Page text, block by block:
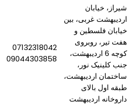
شیراز، خیابان
اردیبهشت غربی، بین
خیابان فلسطین و
هفت تیر، روبروی
کوچه 6 اردیبهشت،
جنب کلینیک نور،
ساختمان اردیبهشت،
طبقه اول بالای
داروخانه اردیبهشت
07132318042
09044303858